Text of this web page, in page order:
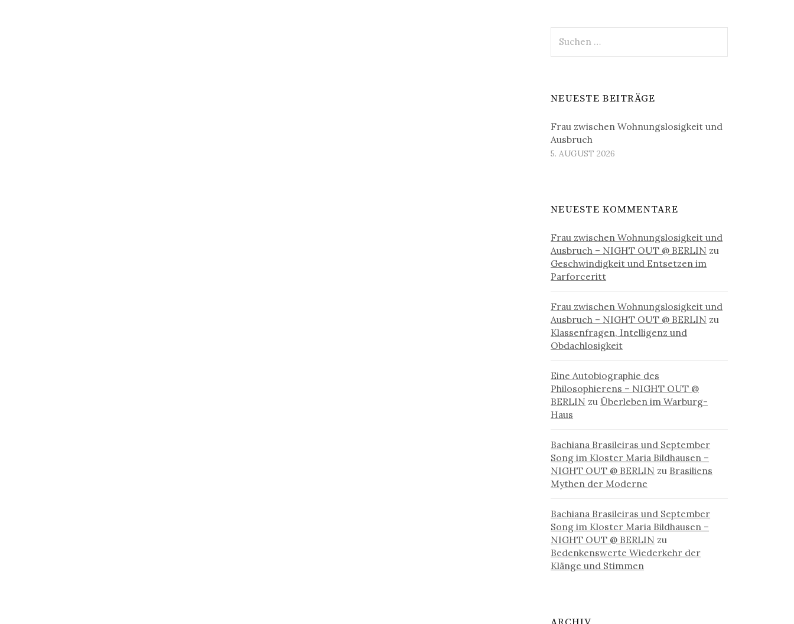
nach:
NEUESTE BEITRÄGE
Frau zwischen Wohnungslosigkeit und
Ausbruch
5. AUGUST 2026
NEUESTE KOMMENTARE
Frau zwischen Wohnungslosigkeit und
Ausbruch – NIGHT OUT @ BERLIN zu
Geschwindigkeit und Entsetzen im
Parforceritt
Frau zwischen Wohnungslosigkeit und
Ausbruch – NIGHT OUT @ BERLIN zu
Klassenfragen, Intelligenz und
Obdachlosigkeit
Eine Autobiographie des
Philosophierens – NIGHT OUT @
BERLIN zu Überleben im Warburg-
Haus
Bachiana Brasileiras und September
Song im Kloster Maria Bildhausen –
NIGHT OUT @ BERLIN zu Brasiliens
Mythen der Moderne
Bachiana Brasileiras und September
Song im Kloster Maria Bildhausen –
NIGHT OUT @ BERLIN zu
Bedenkenswerte Wiederkehr der
Klänge und Stimmen